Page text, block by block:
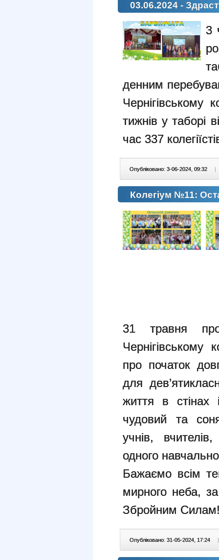
03.06.2024 -
3
денним
Чернігівському
тижнів у таборі
час 337
Опубліковано: 3-06-2024, 09:32 |
Колегіум №11:
31 травня
Чернігівському
про початок
для
життя в стінах
чудовий та
учнів,
одного
Бажаємо всім
мирного неба,
Збройним
Опубліковано: 31-05-2024, 17:24 |